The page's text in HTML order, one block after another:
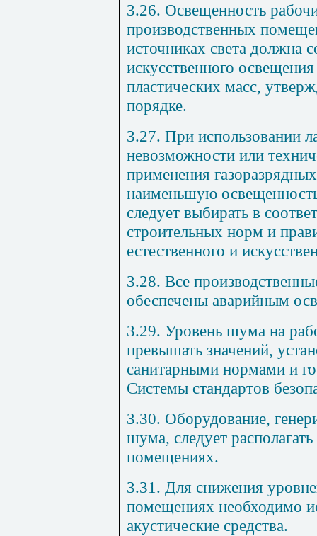
3.26. Освещенность
производственных
источниках света должна
искусственного
пластических масс,
порядке.
3.27. При использовании
невозможности или
применения
наименьшую
следует выбирать в
строительных норм и
естественного и
3.28. Все
обеспечены аварийным
3.29. Уровень шума на
превышать значений,
санитарными нормами и
Системы стандартов
3.30. Оборудование,
шума, следует
помещениях.
3.31. Для снижения
помещениях необходимо
акустические средства.